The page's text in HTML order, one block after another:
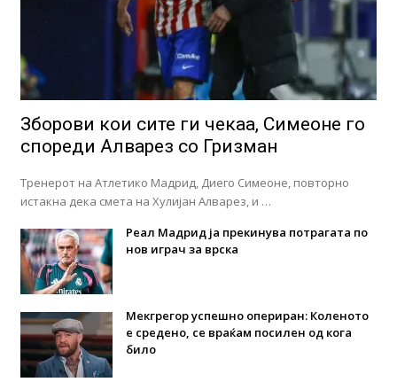
Зборови кои сите ги чекаа, Симеоне го
спореди Алварез со Гризман
Тренерот на Атлетико Мадрид, Диего Симеоне, повторно
истакна дека смета на Хулијан Алварез, и …
Реал Мадрид ја прекинува потрагата по
нов играч за врска
Мекгрегор успешно опериран: Коленото
е средено, се враќам посилен од кога
било